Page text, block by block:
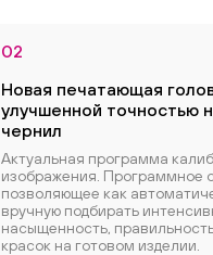
02
Новая печатающая
улучшенной точностью
чернил
Актуальная программа
изображения. Программное
позволяющее как
вручную подбирать
насыщенность,
красок на готовом изделии.